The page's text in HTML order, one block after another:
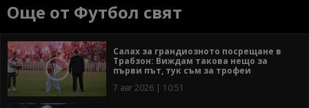
Още от Футбол свят
Салах за грандиозното посрещане в
Трабзон: Виждам такова нещо за
първи път, тук съм за трофеи
7 авг 2026 | 10:51